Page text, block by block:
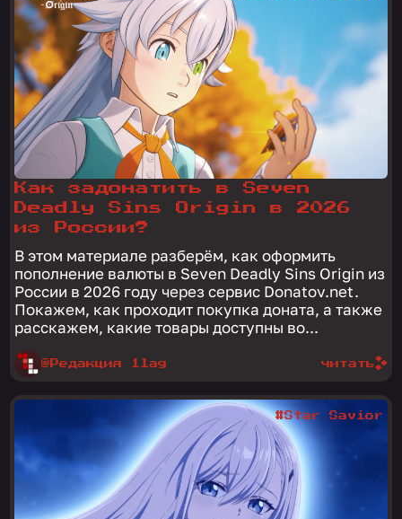
Как задонатить в Seven
Deadly Sins Origin в 2026
из России?
В этом материале разберём, как оформить
пополнение валюты в Seven Deadly Sins Origin из
России в 2026 году через сервис Donatov.net.
Покажем, как проходит покупка доната, а также
расскажем, какие товары доступны во...
@Редакция 1lag читать
#Star Savior